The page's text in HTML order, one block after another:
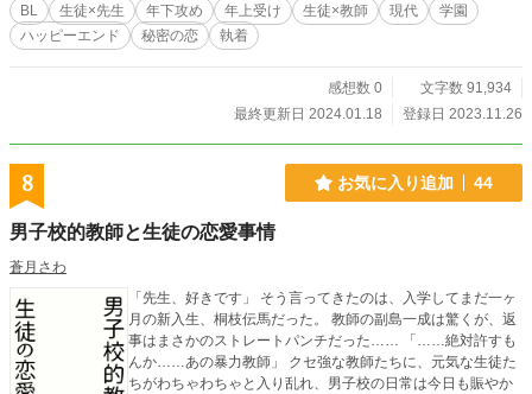
BL 生徒×先生 年下攻め 年上受け 生徒×教師 現代
学園
ハッピーエンド
秘密の恋 執着
感想数 0
文字数 91,934
最終更新日 2024.01.18
登録日 2023.11.26
8 お気に入り追加 44
男子校的教師と生徒の恋愛事情
蒼月さわ
「先生、好きです」 そう言ってきたのは、入学してまだ一ヶ
月の新入生、桐枝伝馬だった。 教師の副島一成は驚くが、返
事はまさかのストレートパンチだった…… 「……絶対許すも
んか……あの暴力教師」 クセ強な教師たちに、元気な生徒た
ちがわちゃわちゃと入り乱れ、男子校の日常は今日も賑やか